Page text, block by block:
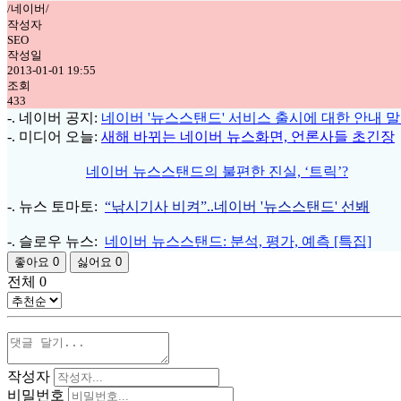
/네이버/
작성자
SEO
작성일
2013-01-01 19:55
조회
433
-. 네이버 공지: 네이버 '뉴스스탠드' 서비스 출시에 대한 안내
-. 미디어 오늘: 새해 바뀌는 네이버 뉴스화면, 언론사들 초긴장
네이버 뉴스스탠드의 불편한 진실, ‘트릭’?
-. 뉴스 토마토: “낚시기사 비켜”..네이버 '뉴스스탠드' 선봬
-. 슬로우 뉴스: 네이버 뉴스스탠드: 분석, 평가, 예측 [특집]
좋아요 0 싫어요 0
전체 0
작성자
비밀번호